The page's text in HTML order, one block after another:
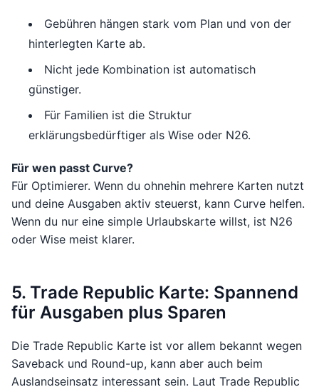
Gebühren hängen stark vom Plan und von der
hinterlegten Karte ab.
Nicht jede Kombination ist automatisch
günstiger.
Für Familien ist die Struktur
erklärungsbedürftiger als Wise oder N26.
Für wen passt Curve?
Für Optimierer. Wenn du ohnehin mehrere Karten nutzt
und deine Ausgaben aktiv steuerst, kann Curve helfen.
Wenn du nur eine simple Urlaubskarte willst, ist N26
oder Wise meist klarer.
5. Trade Republic Karte: Spannend
für Ausgaben plus Sparen
Die Trade Republic Karte ist vor allem bekannt wegen
Saveback und Round-up, kann aber auch beim
Auslandseinsatz interessant sein. Laut Trade Republic